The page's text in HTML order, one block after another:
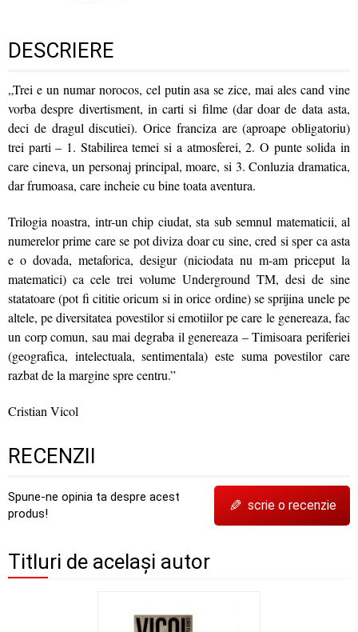
DESCRIERE
„Trei e un numar norocos, cel putin asa se zice, mai ales cand vine
vorba despre divertisment, in carti si filme (dar doar de data asta,
deci de dragul discutiei). Orice franciza are (aproape obligatoriu)
trei parti – 1. Stabilirea temei si a atmosferei, 2. O punte solida in
care cineva, un personaj principal, moare, si 3. Conluzia dramatica,
dar frumoasa, care incheie cu bine toata aventura.
Trilogia noastra, intr-un chip ciudat, sta sub semnul matematicii, al
numerelor prime care se pot diviza doar cu sine, cred si sper ca asta
e o dovada, metaforica, desigur (niciodata nu m-am priceput la
matematici) ca cele trei volume Underground TM, desi de sine
statatoare (pot fi cititie oricum si in orice ordine) se sprijina unele pe
altele, pe diversitatea povestilor si emotiilor pe care le genereaza, fac
un corp comun, sau mai degraba il genereaza – Timisoara periferiei
(geografica, intelectuala, sentimentala) este suma povestilor care
razbat de la margine spre centru.”
Cristian Vicol
RECENZII
Spune-ne opinia ta despre acest
produs!
✎ scrie o recenzie
Titluri de același autor